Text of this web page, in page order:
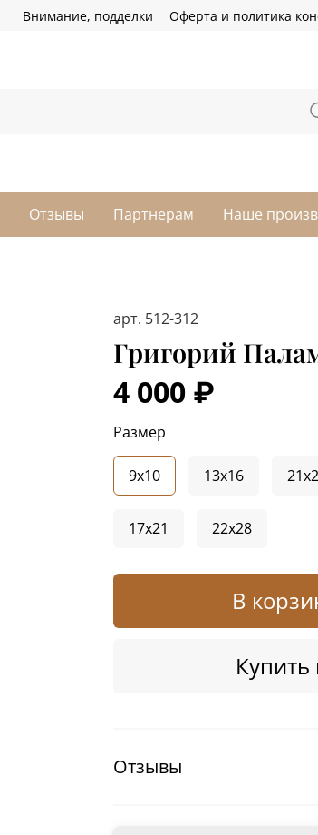
Внимание, подделки Оферта и политика
Отзывы Партнерам Наше
арт. 512-312
Григорий
4 000 ₽
В
Купить
Размер
9x10 13x16
17x21 22x28
Отзывы